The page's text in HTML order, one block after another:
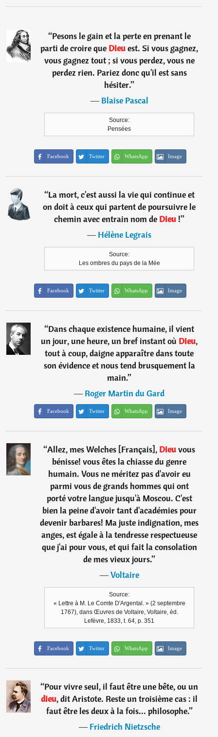
“Pesons le gain et la perte en prenant le
parti de croire que Dieuest. Si vous gagnez,
vous gagnez tout ; si vous perdez, vous ne
perdez rien. Pariez donc qu'il est sans
hésiter.”
―Blaise Pascal
Source:
Pensées
Facebook Twitter WhatsApp Image
“La mort, c'est aussi la vie qui continue et
on doit à ceux qui partent de poursuivre le
chemin avec entrain nom de Dieu !”
―Hélène Legrais
Source:
Les ombres du pays de la Mée
Facebook Twitter WhatsApp Image
“Dans chaque existence humaine, il vient
un jour, une heure, un bref instant où Dieu,
tout à coup, daigne apparaître dans toute
son évidence et nous tend brusquement la
main.”
―Roger Martin du Gard
Facebook Twitter WhatsApp Image
“Allez, mes Welches [Français], Dieuvous
bénisse! vous êtes la chiasse du genre
humain. Vous ne méritez pas d'avoir eu
parmi vous de grands hommes qui ont
porté votre langue jusqu'à Moscou. C'est
bien la peine d'avoir tant d'académies pour
devenir barbares! Ma juste indignation, mes
anges, est égale à la tendresse respectueuse
que j'ai pour vous, et qui fait la consolation
de mes vieux jours.”
―Voltaire
Source:
« Lettre à M. Le Comte D'Argental. » (2 septembre
1767), dans Œuvres de Voltaire, Voltaire, éd.
Lefèvre, 1833, t. 64, p. 351
Facebook Twitter WhatsApp Image
“Pour vivre seul, il faut être une bête, ou un
dieu, dit Aristote. Reste un troisième cas : il
faut être les deux à la fois... philosophe.”
―Friedrich Nietzsche